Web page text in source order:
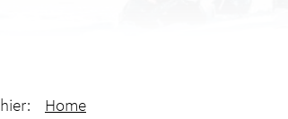
Home